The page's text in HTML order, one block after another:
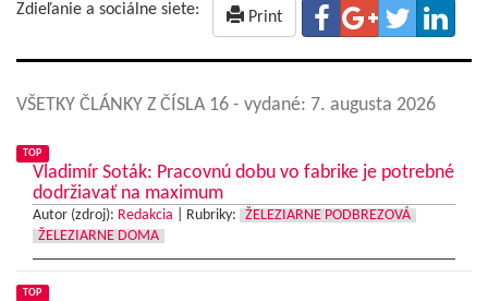
Zdieľanie a sociálne siete: Print
VŠETKY ČLÁNKY Z ČÍSLA 16 - vydané: 7. augusta 2026
TOP
Vladimír Soták: Pracovnú dobu vo fabrike je potrebné
dodržiavať na maximum
Autor (zdroj): Redakcia Rubriky:
ŽELEZIARNE PODBREZOVÁ
ŽELEZIARNE DOMA
TOP